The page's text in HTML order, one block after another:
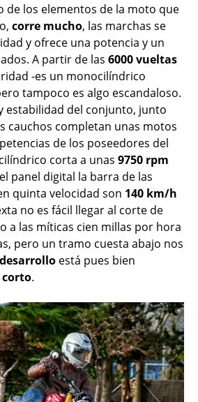
de los elementos de la moto que
corre mucho, las marchas se
y ofrece una potencia y un
A partir de las 6000 vueltas
-es un monocilíndrico
tampoco es algo escandaloso.
estabilidad del conjunto, junto
cauchos completan unas motos
de los poseedores del
corta a unas 9750 rpm
panel digital la barra de las
quinta velocidad son 140 km/h
no es fácil llegar al corte de
a las míticas cien millas por hora
pero un tramo cuesta abajo nos
desarrollo está pues bien
corto.